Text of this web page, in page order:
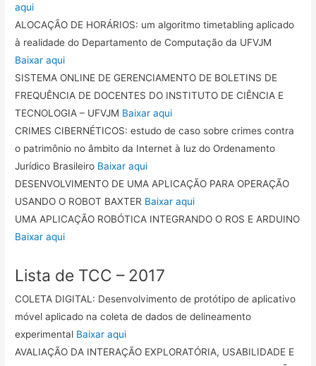
aqui
ALOCAÇÃO DE HORÁRIOS: um algoritmo timetabling aplicado
à realidade do Departamento de Computação da UFVJM
Baixar aqui
SISTEMA ONLINE DE GERENCIAMENTO DE BOLETINS DE
FREQUÊNCIA DE DOCENTES DO INSTITUTO DE CIÊNCIA E
TECNOLOGIA – UFVJM Baixar aqui
CRIMES CIBERNÉTICOS: estudo de caso sobre crimes contra
o patrimônio no âmbito da Internet à luz do Ordenamento
Jurídico Brasileiro Baixar aqui
DESENVOLVIMENTO DE UMA APLICAÇÃO PARA OPERAÇÃO
USANDO O ROBOT BAXTER Baixar aqui
UMA APLICAÇÃO ROBÓTICA INTEGRANDO O ROS E ARDUINO
Baixar aqui
Lista de TCC – 2017
COLETA DIGITAL: Desenvolvimento de protótipo de aplicativo
móvel aplicado na coleta de dados de delineamento
experimental Baixar aqui
AVALIAÇÃO DA INTERAÇÃO EXPLORATÓRIA, USABILIDADE E